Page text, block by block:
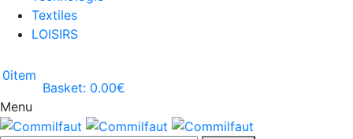
Textiles
LOISIRS
0item
Basket: 0.00€
Menu